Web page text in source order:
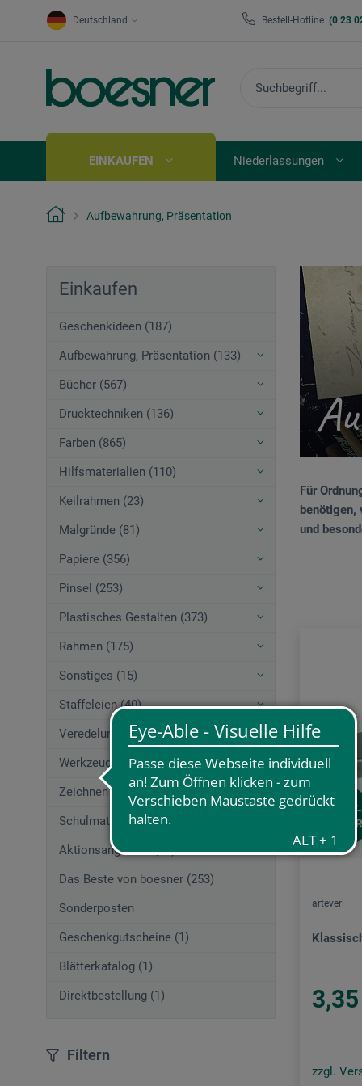
Deutschland Bestell-Hotline (0 23
EINKAUFEN Niederlassungen
Aufbewahrung, Präsentation
Einkaufen
Geschenkideen (187)
Aufbewahrung, Präsentation (133)
Bücher (567)
Drucktechniken (136)
Farben (865)
Hilfsmaterialien (110)
Keilrahmen (23)
Malgründe (81)
Papiere (356)
Pinsel (253)
Plastisches Gestalten (373)
Rahmen (175)
Sonstiges (15)
Staffeleien (40)
Veredelungstechniken (83)
Werkzeuge (167)
Zeichnen (580)
Schulmaterial (195)
Aktionsangebote (29)
Das Beste von boesner (253)
Sonderposten
Geschenkgutscheine (1)
Blätterkatalog (1)
Direktbestellung (1)
Filtern
Für
benötigen,
und
BEST-
SELLER
arteveri
3,35
zzgl.